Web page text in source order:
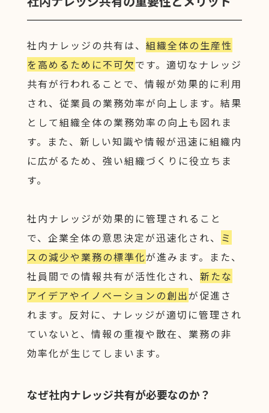
社内ナレッジの共有は、 組織全体の生産性
を高めるために不可欠です。適切なナレッジ
共有が行われることで、情報が効果的に利用
され、従業員の業務効率が向上します。結果
として組織全体の業務効率の向上も図れま
す。また、新しい知識や情報が迅速に組織内
に広がるため、強い組織づくりに役立ちま
す。
社内ナレッジが効果的に管理されること
で、企業全体の意思決定が迅速化され、 ミ
スの減少や業務の標準化が進みます。また、
社員間での情報共有が活性化され、 新たな
アイデアやイノベーションの創出が促進さ
れます。反対に、ナレッジが適切に管理され
ていないと、情報の重複や散在、業務の非
効率化が生じてしまいます。
なぜ社内ナレッジ共有が必要なのか？